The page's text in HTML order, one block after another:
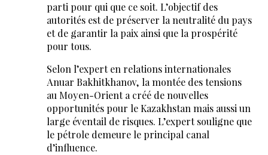
parti pour qui que ce soit. L’objectif des
autorités est de préserver la neutralité du pays
et de garantir la paix ainsi que la prospérité
pour tous.
Selon l’expert en relations internationales
Anuar Bakhitkhanov, la montée des tensions
au Moyen-Orient a créé de nouvelles
opportunités pour le Kazakhstan mais aussi un
large éventail de risques. L’expert souligne que
le pétrole demeure le principal canal
d’influence.